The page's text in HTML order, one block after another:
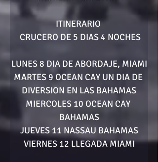
ITINERARIO
CRUCERO DE 5 DIAS 4 NOCHES
LUNES 8 DIA DE ABORDAJE, MIAMI
MARTES 9 OCEAN CAY UN DIA DE
DIVERSION EN LAS BAHAMAS
MIERCOLES 10 OCEAN CAY
BAHAMAS
JUEVES 11 NASSAU BAHAMAS
VIERNES 12 LLEGADA MIAMI